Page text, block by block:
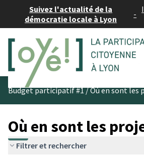
Suivez l'actualité de la
démocratie locale à Lyon
-
Budget participatif #1/Où en sont les
Où en sont les
Filtrer et rechercher